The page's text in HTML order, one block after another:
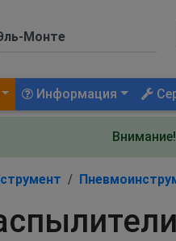
Информация